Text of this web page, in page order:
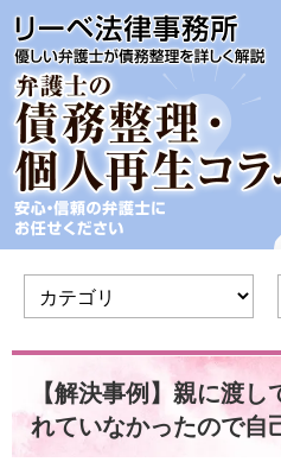
【解決事例】親に渡
れていなかったので自